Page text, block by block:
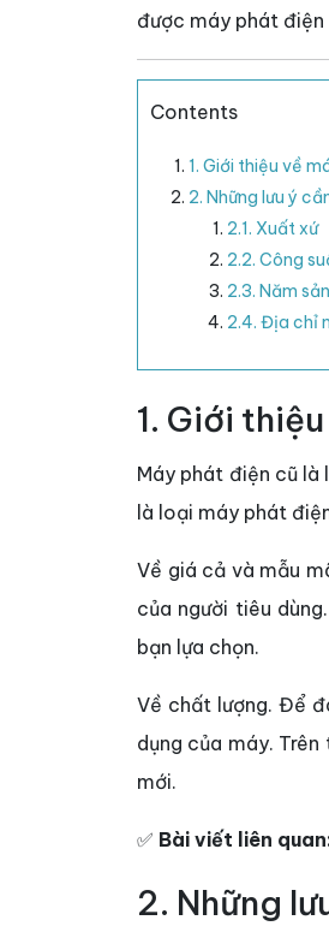
được máy phát điện
Contents
1. Giới thiệu về
2. Những lưu ý
2.1. Xuất xứ
2.2. Công
2.3. Năm
2.4. Địa chỉ
1. Giới
Máy phát điện cũ là
là loại máy phát
Về giá cả và mẫu
của người tiêu
bạn lựa chọn.
Về chất lượng. Để
dụng của máy.
mới.
✅ Bài viết liên
2. Những